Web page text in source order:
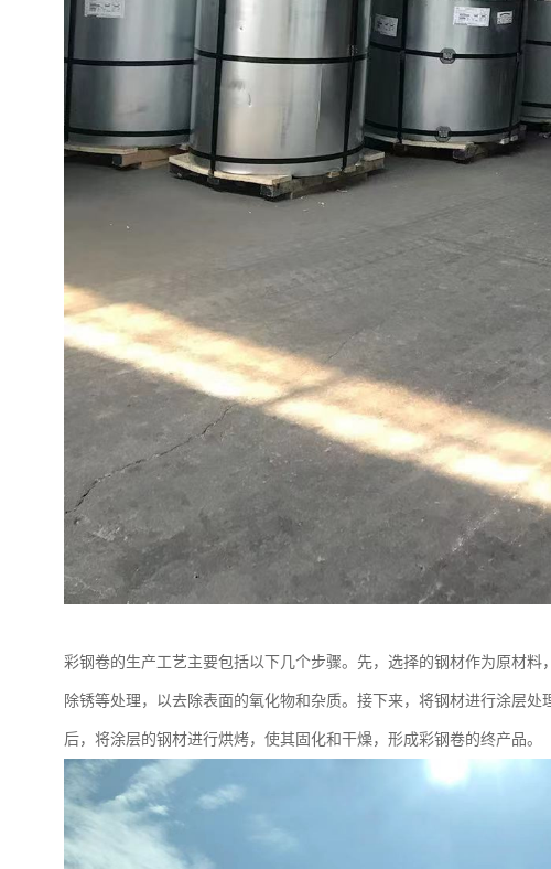
彩钢卷的生产工艺主要包括以下几个步骤。先，选择的钢材作为原材料
除锈等处理，以去除表面的氧化物和杂质。接下来，将钢材进行涂层
后，将涂层的钢材进行烘烤，使其固化和干燥，形成彩钢卷的终产品。